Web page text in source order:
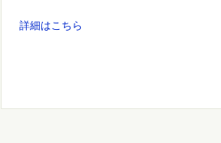
詳細はこちら